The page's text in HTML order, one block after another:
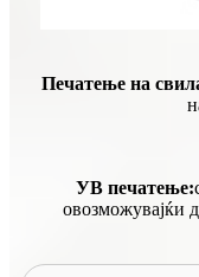
Печатење на
УВ печатење:
овозможувајќи